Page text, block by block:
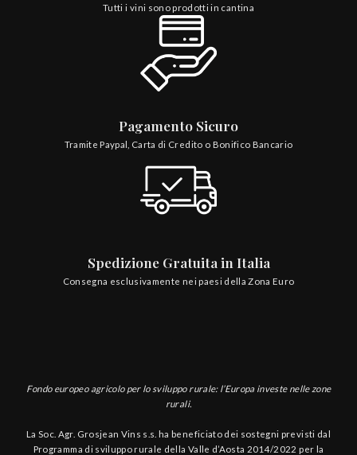
Tutti i vini sono prodotti in cantina
Pagamento Sicuro
Tramite Paypal, Carta di Credito o Bonifico Bancario
Spedizione Gratuita in Italia
Consegna esclusivamente nei paesi della Zona Euro
Fondo europeo agricolo per lo sviluppo rurale: l’Europa investe nelle zone
rurali.
La Soc. Agr. Grosjean Vins s.s. ha beneficiato dei sostegni previsti dal
Programma di sviluppo rurale della Valle d’Aosta 2014/2022 per la